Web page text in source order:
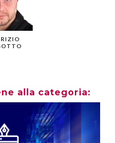
alla categoria: